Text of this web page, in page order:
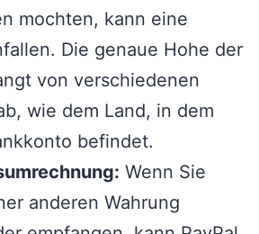
mochten, kann eine
Die genaue Hohe der
von verschiedenen
wie dem Land, in dem
befindet.
Wenn Sie
anderen Wahrung